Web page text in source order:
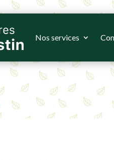
Nos services